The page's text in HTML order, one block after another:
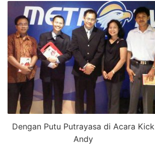
Dengan Putu Putrayasa di Acara Kick
Andy